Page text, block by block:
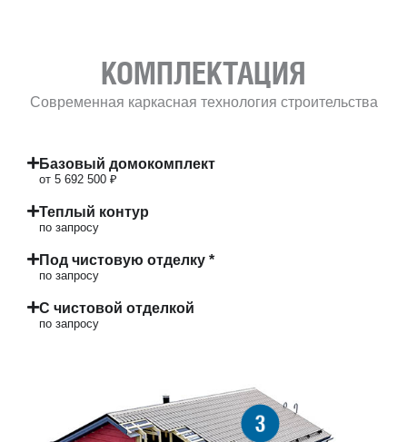
КОМПЛЕКТАЦИЯ
Современная каркасная технология строительства
Базовый домокомплект
от 5 692 500 ₽
Теплый контур
по запросу
Под чистовую отделку *
по запросу
С чистовой отделкой
по запросу
3